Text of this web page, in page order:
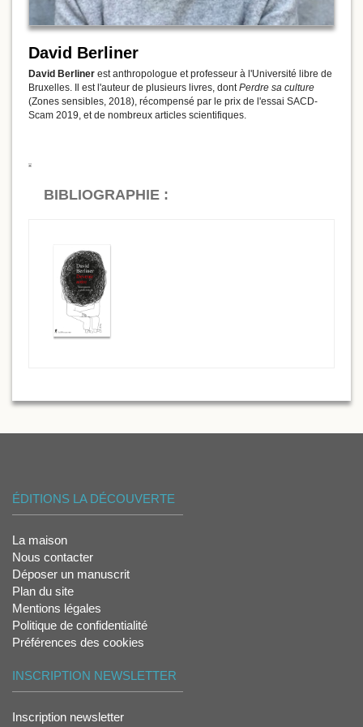
David Berliner
David Berliner est anthropologue et professeur à l'Université libre de
Bruxelles. Il est l'auteur de plusieurs livres, dontPerdre sa culture
(Zones sensibles, 2018), récompensé par le prix de l'essai SACD-
Scam 2019, et de nombreux articles scientifiques.
BIBLIOGRAPHIE :
ÉDITIONS LA DÉCOUVERTE
La maison
Nous contacter
Déposer un manuscrit
Plan du site
Mentions légales
Politique de confidentialité
Préférences des cookies
INSCRIPTION NEWSLETTER
Inscription newsletter